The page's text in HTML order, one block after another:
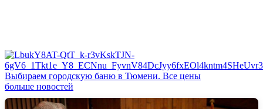
Выбираем городскую баню в Тюмени. Все цены
больше новостей